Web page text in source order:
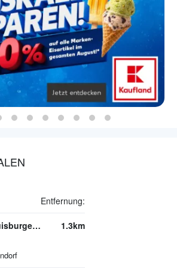
Entfernung:
EDEKA E-Center Duisburger Straße 1.3km